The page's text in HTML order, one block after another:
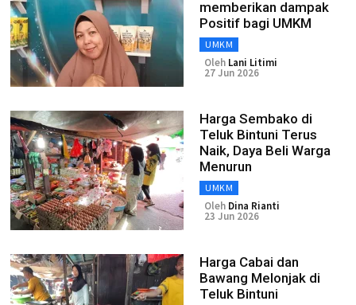
memberikan dampak
Positif bagi UMKM
UMKM
Oleh Lani Litimi
27 Jun 2026
Harga Sembako di
Teluk Bintuni Terus
Naik, Daya Beli Warga
Menurun
UMKM
Oleh Dina Rianti
23 Jun 2026
Harga Cabai dan
Bawang Melonjak di
Teluk Bintuni